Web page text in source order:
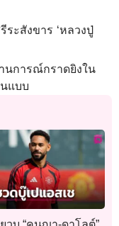
ะสังขาร ‘หลวงปู่
นการณ์กราดยิงใน
แบบ